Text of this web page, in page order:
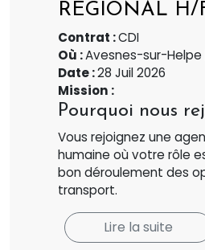
RÉGIONAL H/
Contrat :CDI
Où :Avesnes-sur-
Date :28 Juil 2026
Mission :
Pourquoi nous
Vous rejoignez une
humaine où votre rôle
bon déroulement des
transport.
Lire la suite